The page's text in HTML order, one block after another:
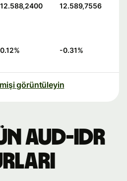
12.588,2400 12.589,7556
0.12% -0.31%
görüntüleyin
AUD-IDR